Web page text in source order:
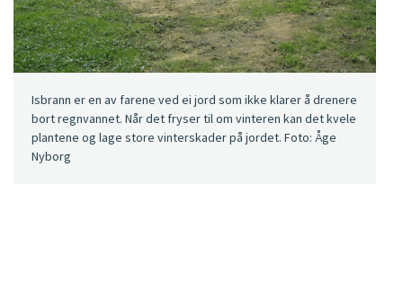
Isbrann er en av farene ved ei jord som ikke klarer å drenere
bort regnvannet. Når det fryser til om vinteren kan det kvele
plantene og lage store vinterskader på jordet. Foto: Åge
Nyborg